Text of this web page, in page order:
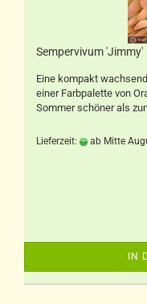
Sempervivum 'Jimmy'
Eine kompakt
einer Farbpalette von
Sommer schöner als
Lieferzeit: ab Mitte
IN